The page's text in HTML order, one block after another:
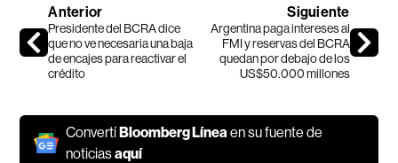
Anterior
Presidente del BCRA dice
que no ve necesaria una baja
de encajes para reactivar el
crédito
Siguiente
Argentina paga intereses al
FMI y reservas del BCRA
quedan por debajo de los
US$50.000 millones
ConvertíBloomberg Línea en su fuente de
noticiasaquí